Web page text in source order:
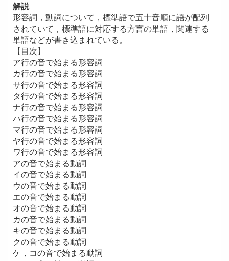
解説
形容詞，動詞について，標準語で五十音順に語が配列
されていて，標準語に対応する方言の単語，関連する
単語などが書き込まれている。
【目次】
ア行の音で始まる形容詞
カ行の音で始まる形容詞
サ行の音で始まる形容詞
タ行の音で始まる形容詞
ナ行の音で始まる形容詞
ハ行の音で始まる形容詞
マ行の音で始まる形容詞
ヤ行の音で始まる形容詞
ワ行の音で始まる形容詞
アの音で始まる動詞
イの音で始まる動詞
ウの音で始まる動詞
エの音で始まる動詞
オの音で始まる動詞
カの音で始まる動詞
キの音で始まる動詞
クの音で始まる動詞
ケ，コの音で始まる動詞